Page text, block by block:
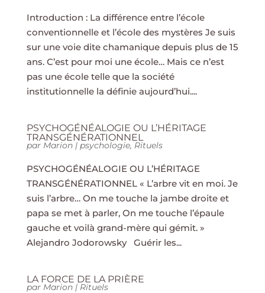
Introduction : La différence entre l’école
conventionnelle et l’école des mystères Je suis
sur une voie dite chamanique depuis plus de 15
ans. C’est pour moi une école… Mais ce n’est
pas une école telle que la société
institutionnelle la définie aujourd’hui....
PSYCHOGÉNÉALOGIE OU L’HÉRITAGE
TRANSGÉNÉRATIONNEL
par Marion| psychologie, Rituels
PSYCHOGÉNÉALOGIE OU L’HÉRITAGE
TRANSGÉNÉRATIONNEL « L’arbre vit en moi. Je
suis l’arbre… On me touche la jambe droite et
papa se met à parler, On me touche l’épaule
gauche et voilà grand-mère qui gémit. »
Alejandro Jodorowsky Guérir les...
LA FORCE DE LA PRIÈRE
par Marion| Rituels